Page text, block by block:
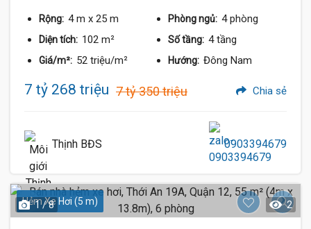
Rộng: 4 m x 25 m Phòng ngủ: 4 phòng
Diện tích: 102 m² Số tầng: 4 tầng
Giá/m²: 52 triệu/m² Hướng: Đông Nam
7 tỷ 268 triệu 7 tỷ 350 triệu Chia sẻ
Thịnh BĐS 0903394679
Hẻm Xe Hơi (5 m)
1 / 8 2